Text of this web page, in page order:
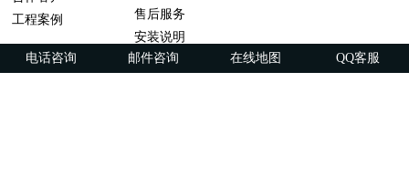
工程案例
售后服务
安装说明
资料下载
电话咨询 邮件咨询 在线地图 QQ客服